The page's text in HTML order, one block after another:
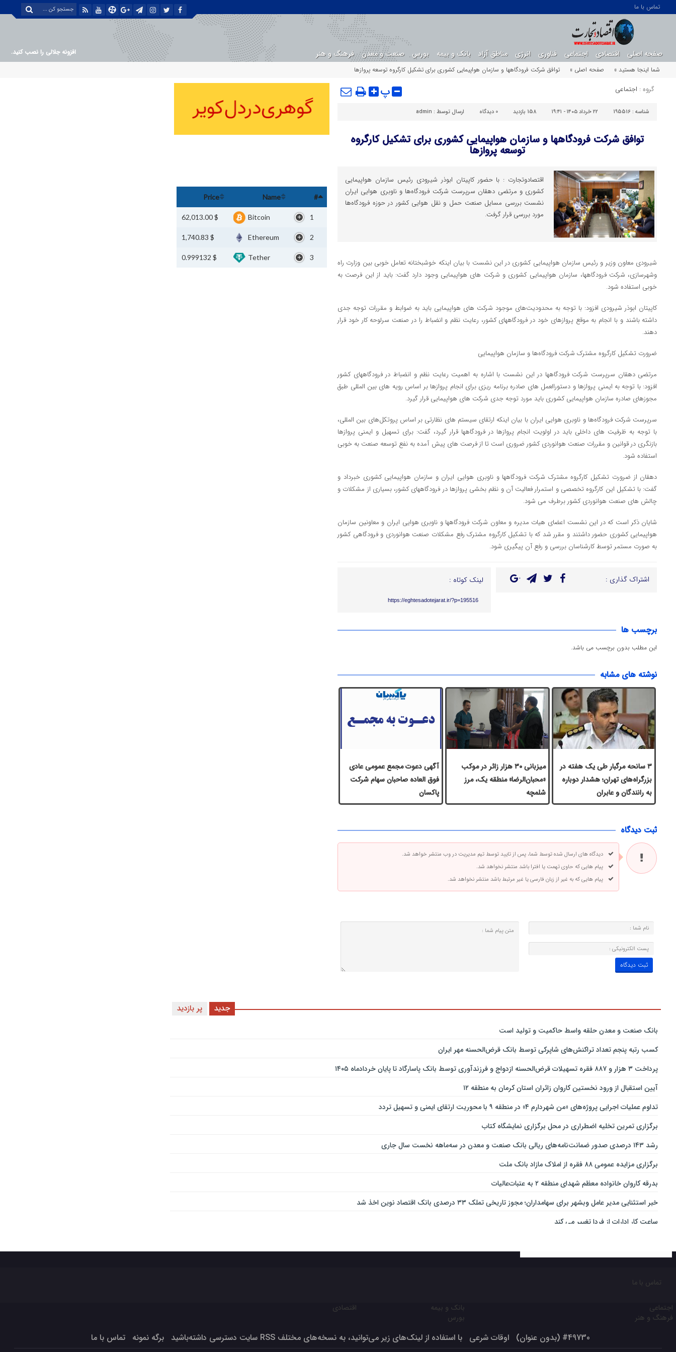
تماس با ما
صفحه اصلی اقتصادی اجتماعی فناوری انرژی مناطق آزاد بانک و بیمه بورس صنعت و معدن فرهنگ و هنر
افزونه جلالی را نصب کنید.
شما اینجا هستید »
صفحه اصلی » توافق شرکت فرودگاهها و سازمان هواپیمایی کشوری برای تشکیل کارگروه توسعه پروازها
گروه : اجتماعی پ
شناسه : 195516 ۲۲ خرداد ۱۴۰۵ - ۱۹:۴۱ 158 بازدید 0 دیدگاه ارسال توسط : admin
توافق شرکت فرودگاهها و سازمان هواپیمایی کشوری برای تشکیل کارگروه
توسعه پروازها
اقتصادوتجارت : با حضور کاپیتان ابوذر شیرودی رئیس سازمان هواپیمایی
کشوری و مرتضی دهقان سرپرست شرکت فرودگاه‌ها و ناوبری هوایی ایران
نشست بررسی مسایل صنعت حمل و نقل هوایی کشور در حوزه فرودگاه‌ها
مورد بررسی قرار گرفت.
شیرودی معاون وزیر و رئیس سازمان هواپیمایی کشوری در این نشست با بیان اینکه خوشبختانه تعامل خوبی بین وزارت راه
وشهرسازی، شرکت فرودگاهها، سازمان هواپیمایی کشوری و شرکت های هواپیمایی وجود دارد گفت: باید از این فرصت به
خوبی استفاده شود.
کاپیتان ابوذر شیرودی افزود: با توجه به محدودیت‌های موجود شرکت های هواپیمایی باید به ضوابط و مقررات توجه جدی
داشته باشند و با انجام به موقع پروازهای خود در فرودگاههای کشور، رعایت نظم و انضباط را در صنعت سرلوحه کار خود قرار
دهند.
ضرورت تشکیل کارگروه مشترک شرکت فرودگاه‌ها و سازمان هواپیمایی
مرتضی دهقان سرپرست شرکت فرودگاهها در این‌ نشست با اشاره به اهمیت رعایت نظم و انضباط در فرودگاههای کشور
افزود: با توجه به ایمنی پروازها و دستورالعمل های صادره برنامه ریزی برای انجام پروازها بر اساس رویه های بین المللی طبق
مجوزهای صادره سازمان هواپیمایی کشوری باید مورد توجه جدی شرکت های هواپیمایی قرار گیرد.
سرپرست شرکت فرودگاه‌ها و ناوبری هوایی ایران با بیان اینکه ارتقای سیستم های نظارتی بر اساس پروتکل‌های بین المللی،
با توجه به ظرفیت های داخلی باید در اولویت انجام پروازها در فرودگاهها قرار گیرد، گفت: برای تسهیل و ایمنی پروازها
بازنگری در قوانین و مقررات صنعت هوانوردی کشور ضروری است تا از فرصت های پیش آمده به نفع توسعه صنعت به خوبی
استفاده شود.
دهقان از ضرورت تشکیل کارگروه مشترک شرکت فرودگاهها و ناوبری هوایی ایران و سازمان هواپیمایی کشوری خبرداد و
گفت: با تشکیل این کارگروه تخصصی و استمرار فعالیت آن و نظم بخشی پروازها در فرودگاههای کشور، بسیاری از مشکلات و
چالش های صنعت هوانوردی کشور برطرف می شود.
شایان ذکر است که در این نشست اعضای هیات مدیره و معاون شرکت فرودگاهها و ناوبری هوایی ایران و معاونین سازمان
هواپیمایی کشوری حضور داشتند و مقرر شد که با تشکیل کارگروه مشترک رفع مشکلات صنعت هوانوردی و فرودگاهی کشور
به صورت مستمر توسط کارشناسان بررسی و رفع آن پیگیری شود.
اشتراک گذاری : لینک کوتاه :
https://eghtesadotejarat.ir/?p=195516
برچسب ها
این مطلب بدون برچسب می باشد.
نوشته های مشابه
۳ سانحه مرگبار طی یک هفته در
بزرگراه‌های تهران؛ هشدار دوباره
به رانندگان و عابران
میزبانی ۳۰ هزار زائر در موکب
«محبان‌الرضا» منطقه یک، مرز
شلمچه
آگهی دعوت مجمع عمومی عادی
فوق العاده صاحبان سهام شرکت
پاكسان
ثبت دیدگاه
دیدگاه های ارسال شده توسط شما، پس از تایید توسط تیم مدیریت در وب منتشر خواهد شد.
پیام هایی که حاوی تهمت یا افترا باشد منتشر نخواهد شد.
پیام هایی که به غیر از زبان فارسی یا غیر مرتبط باشد منتشر نخواهد شد.
#
Name
Price
1
Bitcoin
$ 62,013.00
2
Ethereum
$ 1,740.83
3
Tether
$ 0.999132
پر بازدید جدید
بانك صنعت و معدن حلقه واسط حاكمیت و تولید است
کسب رتبه پنجم تعداد تراکنش‌های شاپرکی توسط بانک قرض‌الحسنه مهر ایران
پرداخت ۳ هزار و ۸۸۷ فقره تسهیلات قرض‌الحسنه ازدواج و فرزندآوری توسط بانک پاسارگاد تا پایان خردادماه ۱۴۰۵
آیین استقبال از ورود نخستین کاروان زائران استان کرمان به منطقه ۱۲
تداوم عملیات اجرایی پروژه‌های «من شهردارم ۴» در منطقه ۹ با محوریت ارتقای ایمنی و تسهیل تردد
برگزاری تمرین تخلیه اضطراری در محل برگزاری نمایشگاه کتاب
رشد ۱۴۳ درصدی صدور ضمانت‌نامه‌های ریالی بانک صنعت و معدن در سه‌ماهه نخست سال جاری
برگزاری مزایده عمومی ۸۸ فقره از املاک مازاد بانک ملت
بدرقه کاروان خانواده معظم شهدای منطقه ۲ به عتبات‌عالیات
خبر استثنایی مدیر عامل وبشهر برای سهامداران؛ مجوز تاریخی تملک ۳۳ درصدی بانک اقتصاد نوین اخذ شد
ساعت کار ادارات از فردا تغییر می کند
خدمات‌دهي مترو به 4 ميليون و 100 هزار نفر مسافر در مناسبت‌هاي ملي و مذهبي
تغییر ساعت کاری شعب بانک کارآفرین در ۱۵ استان
ثبت‌نام آسان محصولات ایران‌خودرو با حساب وکالتی بانک تجارت
رکوردشکنی مجتمع مارون پس از تعمیرات اساسی / آمادگی کامل مجتمع مارون برای تولید بالای صد درصد
تماس با ما
اجتماعی
فرهنگ و هنر
بانک و بیمه
بورس
اقتصادی
#49730 (بدون عنوان) اوقات شرعی با استفاده از لینک‌های زیر می‌توانید، به نسخه‌های مختلف RSS سایت دسترسی داشته‌باشید برگه نمونه تماس با ما